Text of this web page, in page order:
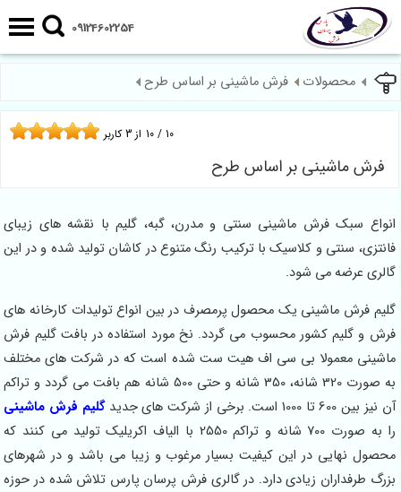
09124602254
محصولات فرش ماشینی بر اساس طرح
فرش ماشینی بر اساس طرح
10 / 10 از 3کاربر
انواع سبک فرش ماشینی سنتی و مدرن، گبه، گلیم با نقشه های زیبای
فانتزی، سنتی و کلاسیک با ترکیب رنگ متنوع در کاشان تولید شده و در این
گالری عرضه می شود.
گلیم فرش ماشینی یک محصول پرمصرف در بین انواع تولیدات کارخانه های
فرش و گلیم کشور محسوب می گردد. نخ مورد استفاده در بافت گلیم فرش
ماشینی معمولا بی سی اف هیت ست شده است که در شرکت های مختلف
به صورت 320 شانه، 350 شانه و حتی 500 شانه هم بافت می گردد و تراکم
آن نیز بین 600 تا 1000 است. برخی از شرکت های جدید
گلیم فرش ماشینی
را به صورت 700 شانه و تراکم 2550 با الیاف اکریلیک تولید می کنند که
محصول نهایی در این کیفیت بسیار مرغوب و زیبا می باشد و در شهرهای
بزرگ طرفداران زیادی دارد. در گالری فرش پرسان پارس تلاش شده در حوزه